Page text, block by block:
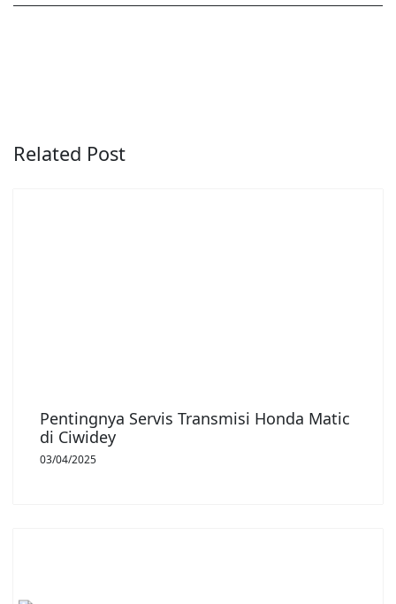
Related Post
Pentingnya Servis Transmisi Honda Matic
di Ciwidey
03/04/2025